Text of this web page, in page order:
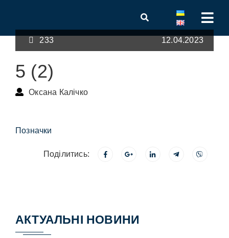
233 12.04.2023
5 (2)
Оксана Калічко
Позначки
Поділитись:
АКТУАЛЬНІ НОВИНИ